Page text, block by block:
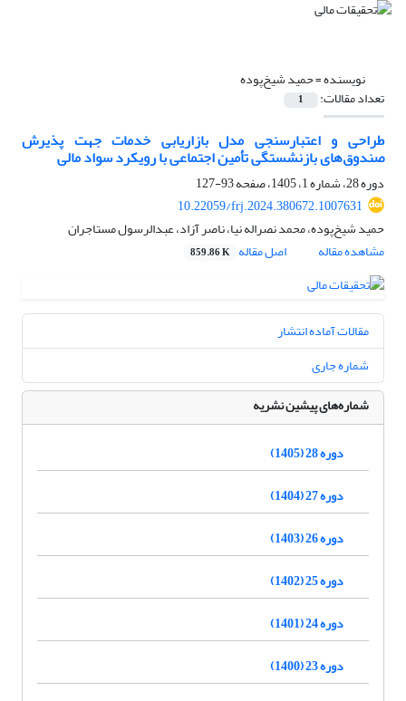
نویسنده =حمید شیخ‌پوده
تعداد مقالات: 1
طراحی و اعتبارسنجی مدل بازاریابی خدمات جهت پذیرش
صندوق‌‌های بازنشستگی تأمین اجتماعی با رویکرد سواد مالی
دوره 28، شماره 1، 1405، صفحه
93-127
10.22059/frj.2024.380672.1007631
حمید شیخ‌پوده، محمد نصراله نیا، ناصر آزاد، عبدالرسول مستاجران
مشاهده مقاله
اصل مقاله 859.86 K
مقالات آماده انتشار
شماره جاری
شماره‌های پیشین نشریه
دوره 28 (1405)
دوره 27 (1404)
دوره 26 (1403)
دوره 25 (1402)
دوره 24 (1401)
دوره 23 (1400)